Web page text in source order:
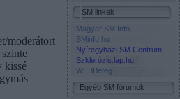
moderátort
kissé
SM linkek
Magyar SM Info
SMinfo.hu
Nyíregyházi SM Centrum
Szklerózis.lap.hu
WEBBeteg
Egyéb SM fórumok